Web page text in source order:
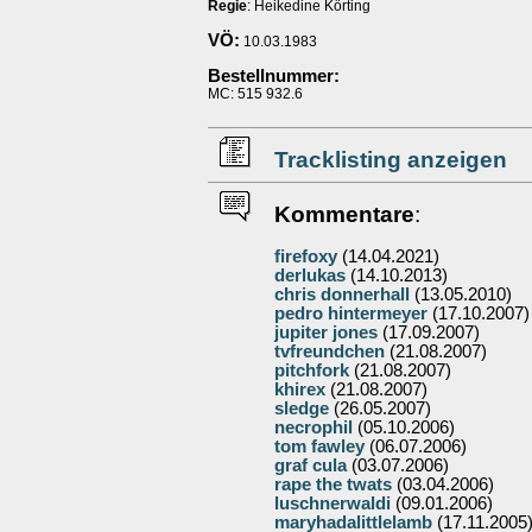
Regie: Heikedine Körting
VÖ: 10.03.1983
Bestellnummer:
MC: 515 932.6
Tracklisting anzeigen
Kommentare:
firefoxy (14.04.2021)
derlukas (14.10.2013)
chris donnerhall
(13.05.2010)
pedro hintermeyer (17.10.2007)
jupiter jones (17.09.2007)
tvfreundchen (21.08.2007)
pitchfork (21.08.2007)
khirex (21.08.2007)
sledge (26.05.2007)
necrophil (05.10.2006)
tom fawley (06.07.2006)
graf cula(03.07.2006)
rape the twats (03.04.2006)
luschnerwaldi (09.01.2006)
maryhadalittlelamb (17.11.2005)